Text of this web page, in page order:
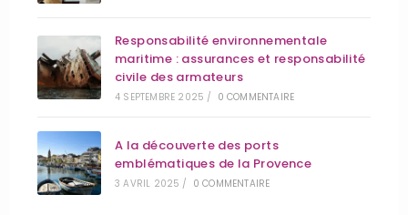
Responsabilité environnementale
maritime : assurances et responsabilité
civile des armateurs
4 SEPTEMBRE 2025 / 0 COMMENTAIRE
A la découverte des ports
emblématiques de la Provence
3 AVRIL 2025 / 0 COMMENTAIRE